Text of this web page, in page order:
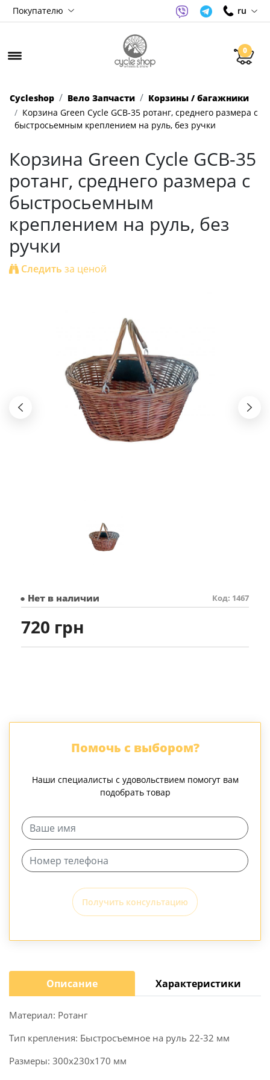
Покупателю ru
0
Cycleshop Вело Запчасти
Корзины / багажники
Корзина Green Cycle GCB-35 ротанг, среднего размера с
быстросьемным креплением на руль, без ручки
Корзина Green Cycle GCB-35
ротанг, среднего размера с
быстросьемным
креплением на руль, без
ручки
Следить за ценой
● Нет в наличии Код: 1467
720 грн
Помочь с выбором?
Наши специалисты с удовольствием помогут вам
подобрать товар
Получить консультацию
Описание Характеристики
Материал: Ротанг
Тип крепления: Быстросъемное на руль 22-32 мм
Размеры: 300х230х170 мм